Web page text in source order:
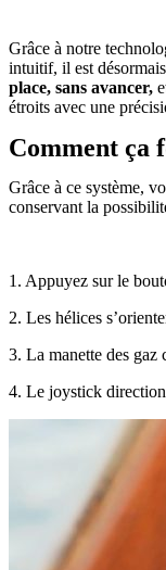
Grâce à notre
intuitif, il est
place, sans avancer,
étroits avec une
Comment ça
Grâce à ce système,
conservant la
1. Appuyez sur le
2. Les hélices
3. La manette des gaz
4. Le joystick